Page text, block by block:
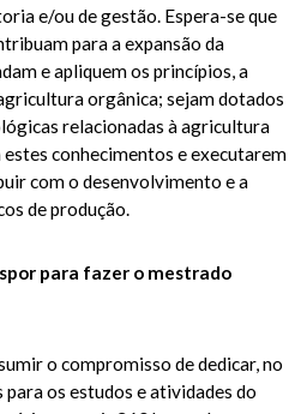
e/ou de gestão. Espera-se que
para a expansão da
e apliquem os princípios, a
orgânica; sejam dotados
relacionadas à agricultura
conhecimentos e executarem
com o desenvolvimento e a
de produção.
para fazer o mestrado
o compromisso de dedicar, no
os estudos e atividades do